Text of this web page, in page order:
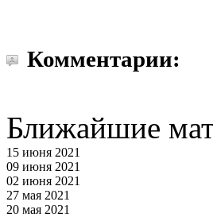
Комментарии:
Ближайшие
15 июня 2021
09 июня 2021
02 июня 2021
27 мая 2021
20 мая 2021